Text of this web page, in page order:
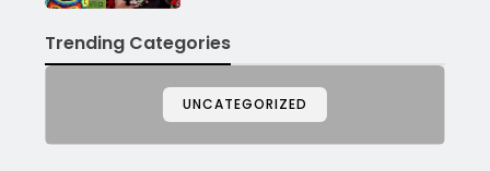
Trending Categories
UNCATEGORIZED